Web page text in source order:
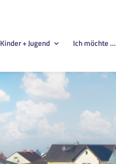
Kinder + Jugend Ich möchte …